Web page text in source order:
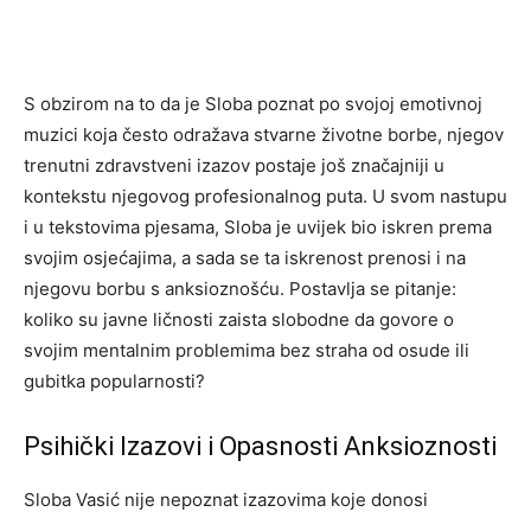
S obzirom na to da je Sloba poznat po svojoj emotivnoj
muzici koja često odražava stvarne životne borbe, njegov
trenutni zdravstveni izazov postaje još značajniji u
kontekstu njegovog profesionalnog puta. U svom nastupu
i u tekstovima pjesama, Sloba je uvijek bio iskren prema
svojim osjećajima, a sada se ta iskrenost prenosi i na
njegovu borbu s anksioznošću. Postavlja se pitanje:
koliko su javne ličnosti zaista slobodne da govore o
svojim mentalnim problemima bez straha od osude ili
gubitka popularnosti?
Psihički Izazovi i Opasnosti Anksioznosti
Sloba Vasić nije nepoznat izazovima koje donosi